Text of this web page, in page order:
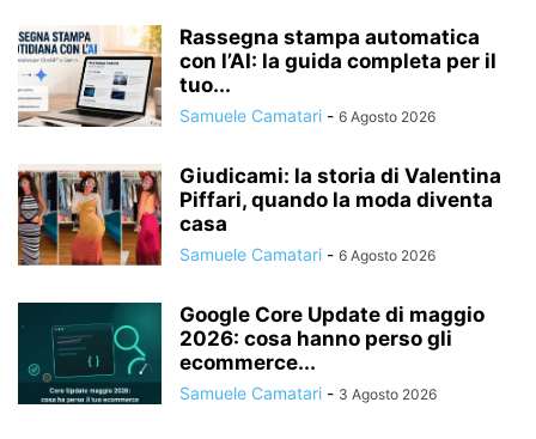
Rassegna stampa automatica
con l’AI: la guida completa per il
tuo...
Samuele Camatari - 6 Agosto 2026
Giudicami: la storia di Valentina
Piffari, quando la moda diventa
casa
Samuele Camatari - 6 Agosto 2026
Google Core Update di maggio
2026: cosa hanno perso gli
ecommerce...
Samuele Camatari - 3 Agosto 2026